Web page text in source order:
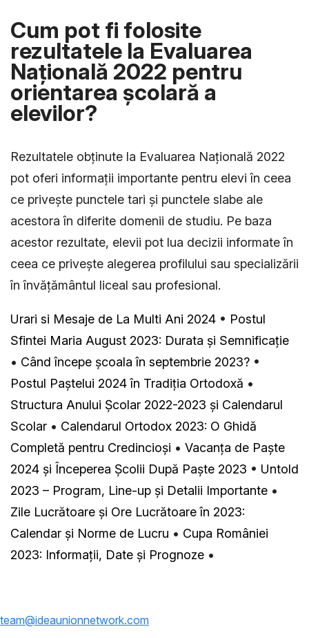
Cum pot fi folosite
rezultatele la Evaluarea
Națională 2022 pentru
orientarea școlară a
elevilor?
Rezultatele obținute la Evaluarea Națională 2022
pot oferi informații importante pentru elevi în ceea
ce privește punctele tari și punctele slabe ale
acestora în diferite domenii de studiu. Pe baza
acestor rezultate, elevii pot lua decizii informate în
ceea ce privește alegerea profilului sau specializării
în învățământul liceal sau profesional.
Urari si Mesaje de La Multi Ani 2024 • Postul
Sfintei Maria August 2023: Durata și Semnificație
• Când începe școala în septembrie 2023? •
Postul Paștelui 2024 în Tradiția Ortodoxă •
Structura Anului Școlar 2022-2023 și Calendarul
Scolar • Calendarul Ortodox 2023: O Ghidă
Completă pentru Credincioși • Vacanța de Paște
2024 și Începerea Școlii După Paște 2023 • Untold
2023 – Program, Line-up și Detalii Importante •
Zile Lucrătoare și Ore Lucrătoare în 2023:
Calendar și Norme de Lucru • Cupa României
2023: Informații, Date și Prognoze •
team@ideaunionnetwork.com